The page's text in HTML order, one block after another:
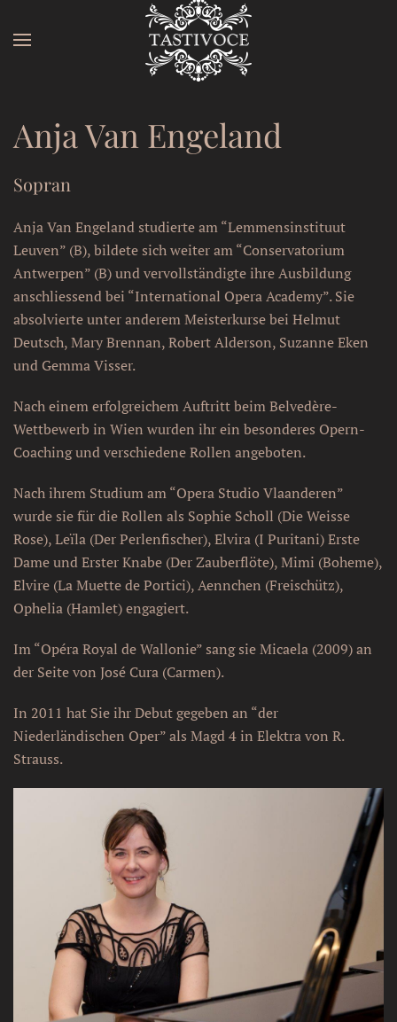
Zum Hauptinhalt springen
Anja Van Engeland
Sopran
Anja Van Engeland studierte am “Lemmensinstituut
Leuven” (B), bildete sich weiter am “Conservatorium
Antwerpen” (B) und vervollständigte ihre Ausbildung
anschliessend bei “International Opera Academy”. Sie
absolvierte unter anderem Meisterkurse bei Helmut
Deutsch, Mary Brennan, Robert Alderson, Suzanne Eken
und Gemma Visser.
Nach einem erfolgreichem Auftritt beim Belvedère-
Wettbewerb in Wien wurden ihr ein besonderes Opern-
Coaching und verschiedene Rollen angeboten.
Nach ihrem Studium am “Opera Studio Vlaanderen”
wurde sie für die Rollen als Sophie Scholl (Die Weisse
Rose), Leïla (Der Perlenfischer), Elvira (I Puritani) Erste
Dame und Erster Knabe (Der Zauberflöte), Mimi (Boheme),
Elvire (La Muette de Portici), Aennchen (Freischütz),
Ophelia (Hamlet) engagiert.
Im “Opéra Royal de Wallonie” sang sie Micaela (2009) an
der Seite von José Cura (Carmen).
In 2011 hat Sie ihr Debut gegeben an “der
Niederländischen Oper” als Magd 4 in Elektra von R.
Strauss.